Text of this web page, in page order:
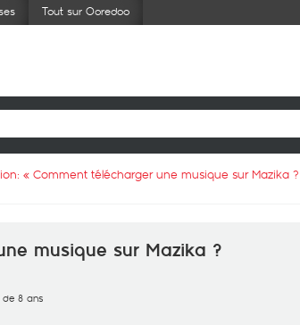
Tout sur Ooredoo
« Comment télécharger une musique sur Mazika ?
musique sur Mazika ?
8 ans